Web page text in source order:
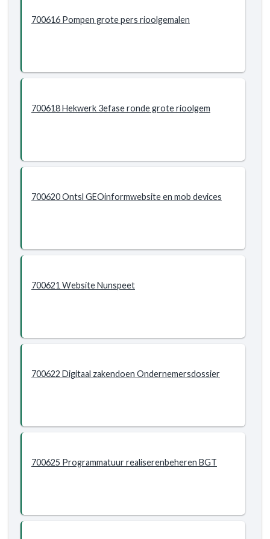
700616 Pompen grote pers rioolgemalen
700618 Hekwerk 3efase ronde grote rioolgem
700620 Ontsl GEOinformwebsite en mob devices
700621 Website Nunspeet
700622 Digitaal zakendoen Ondernemersdossier
700625 Programmatuur realiserenbeheren BGT